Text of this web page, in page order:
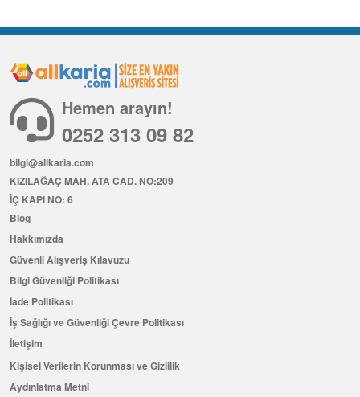
Hemen arayın!
0252 313 09 82
bilgi@allkaria.com
KIZILAĞAÇ MAH. ATA CAD. NO:209
İÇ KAPI NO: 6
Blog
Hakkımızda
Güvenli Alışveriş Kılavuzu
Bilgi Güvenliği Politikası
İade Politikası
İş Sağlığı ve Güvenliği Çevre Politikası
İletişim
Kişisel Verilerin Korunması ve Gizlilik
Aydınlatma Metni